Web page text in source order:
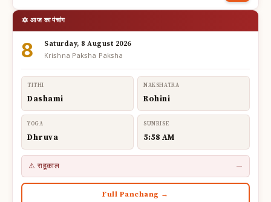
🔯 आज का पंचांग
8 Saturday, 8 August 2026
Krishna Paksha Paksha
TITHI
Dashami
NAKSHATRA
Rohini
YOGA
Dhruva
SUNRISE
5:58 AM
⚠ राहूकाल —
Full Panchang →